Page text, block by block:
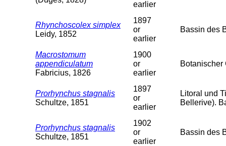
earlier
Rhynchoscolex simplex
Leidy, 1852
1897
or
earlier
Bassin des
Macrostomum
appendiculatum
Fabricius, 1826
1900
or
earlier
Botanischer
Prorhynchus stagnalis
Schultze, 1851
1897
or
earlier
Litoral und
Bellerive).
Prorhynchus stagnalis
Schultze, 1851
1902
or
earlier
Bassin des